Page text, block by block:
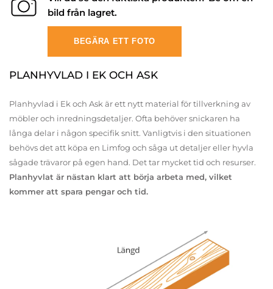
bild från lagret.
BEGÄRA ETT FOTO
PLANHYVLAD I EK OCH ASK
Planhyvlad i Ek och Ask är ett nytt material för tillverkning av
möbler och inredningsdetaljer. Ofta behöver snickaren ha
långa delar i någon specifik snitt. Vanligtvis i den situationen
behövs det att köpa en Limfog och såga ut detaljer eller hyvla
sågade trävaror på egen hand. Det tar mycket tid och resurser.
Planhyvlat är nästan klart att börja arbeta med, vilket
kommer att spara pengar och tid.